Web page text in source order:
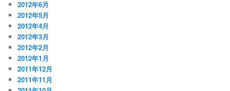
2012年6月
2012年5月
2012年4月
2012年3月
2012年2月
2012年1月
2011年12月
2011年11月